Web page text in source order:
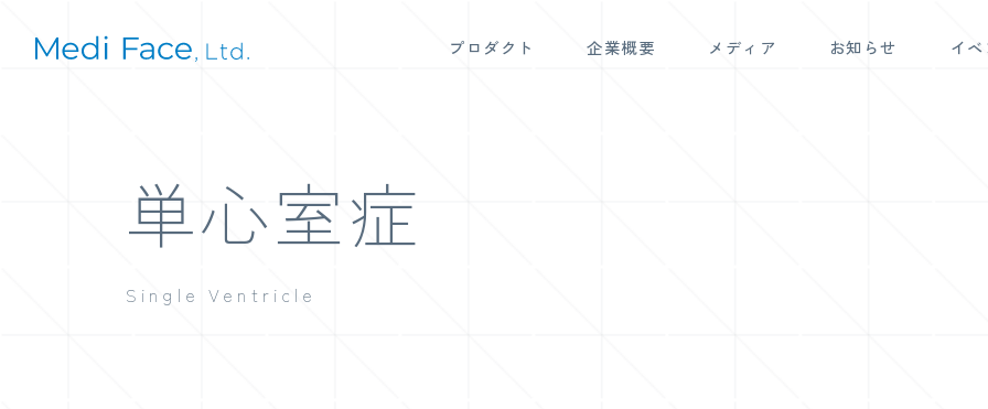
プロダクト 企業概要 メディア お知らせ イベ
単心室症
Single Ventricle